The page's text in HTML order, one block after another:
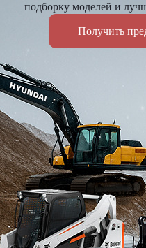
подборку моделей и
Получить